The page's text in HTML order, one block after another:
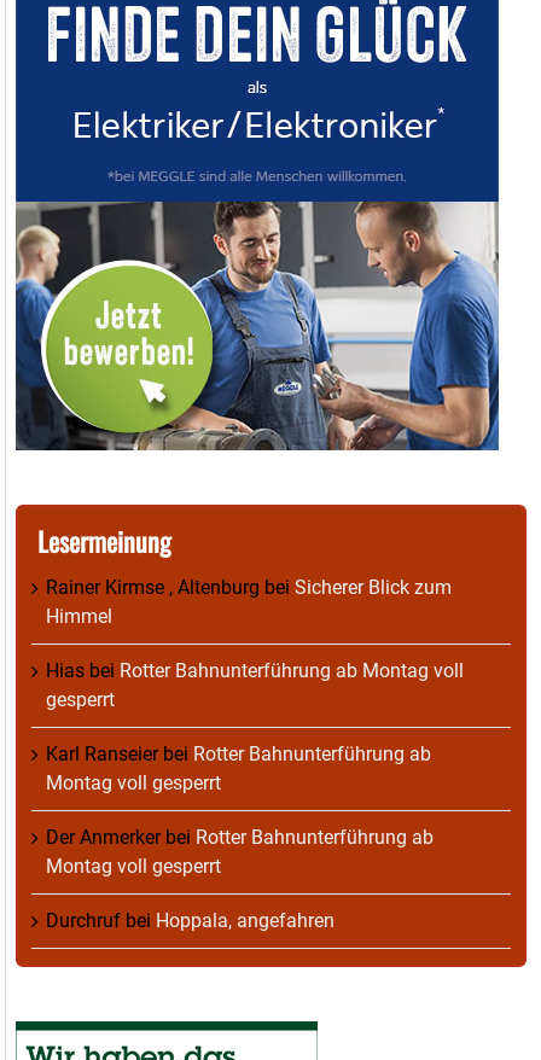
Lesermeinung
Rainer Kirmse , Altenburg bei Sicherer Blick zum
Himmel
Hias bei Rotter Bahnunterführung ab Montag voll
gesperrt
Karl Ranseierbei Rotter Bahnunterführung ab
Montag voll gesperrt
Der Anmerkerbei Rotter Bahnunterführung ab
Montag voll gesperrt
Durchruf bei Hoppala, angefahren